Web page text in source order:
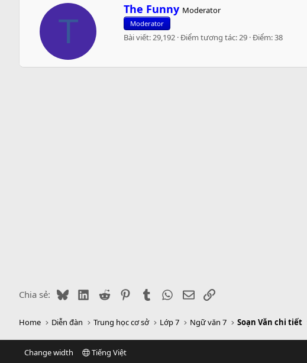
T
W
r
i
t
n
The Funny Moderator
Moderator
Bài viết 29,192 Điểm tương tác 29 Điểm 38
Chia sẻ: BlueskyLinkedIn
Reddit PinterestTumblr WhatsApp
EmailLink
Home Diễn đàn Trung học cơ sở Lớp 7 Ngữ văn 7 Soạn Văn chi tiết
Change width Tiếng Việt